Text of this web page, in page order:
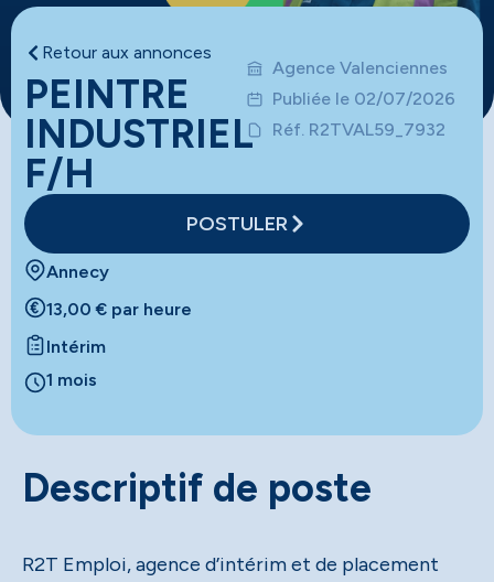
Retour aux annonces
PEINTRE
INDUSTRIEL
F/H
Agence Valenciennes
Publiée le 02/07/2026
Réf. R2TVAL59_7932
POSTULER
Annecy
13,00 € par heure
Intérim
1 mois
Descriptif de poste
R2T Emploi, agence d’intérim et de placement